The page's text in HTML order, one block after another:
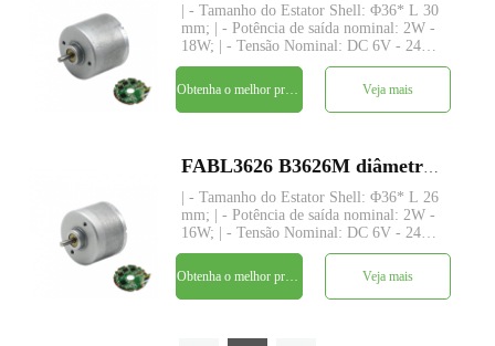
| - Tamanho do Estator Shell: Φ36* L 30
mm; | - Potência de saída nominal: 2W -
18W; | - Tensão Nominal: DC 6V - 24V; |
- Torque Nominal: até 210 gf-cm; | -
Eixo: Φ3.175mm (ou 4.0mm),
comprimento personalizado; | - Driver:
driver embutido com 3 senso
Veja mais
| - Tamanho do Estator Shell: Φ36* L 26
mm; | - Potência de saída nominal: 2W -
16W; | - Tensão Nominal: DC 6V - 24V; |
- Torque Nominal: até 98 gf-cm; | - Eixo:
Φ3.175mm (ou 4.0mm), comprimento
personalizado; | - Driver: driver embutido
com 3 sensor
Veja mais